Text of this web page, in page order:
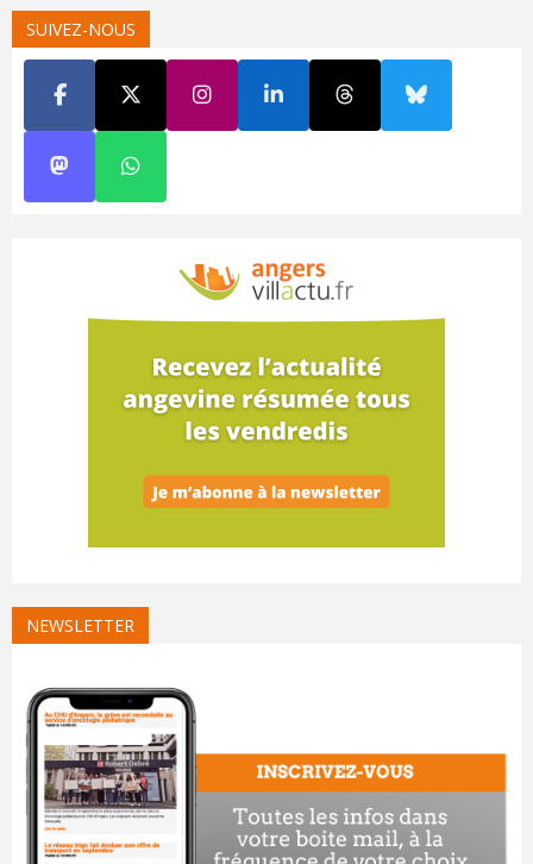
SUIVEZ-NOUS
NEWSLETTER